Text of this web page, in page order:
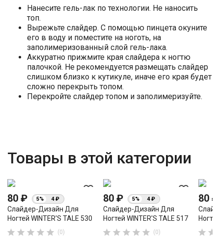
Нанесите гель-лак по технологии. Не наносить
топ.
Вырежьте слайдер. С помощью пинцета окуните
его в воду и поместите на ноготь, на
заполимеризованный слой гель-лака.
Аккуратно прижмите края слайдера к ногтю
палочкой. Не рекомендуется размещать слайдер
слишком близко к кутикуле, иначе его края будет
сложно перекрыть топом.
Перекройте слайдер топом и заполимеризуйте.
Товары в этой категории
favorite_border
80 ₽ 5% 4 ₽
Слайдер-Дизайн Для
Ногтей WINTER'S TALE 530
     (0)
favorite_border
80 ₽ 5% 4 ₽
Слайдер-Дизайн Для
Ногтей WINTER'S TALE 517
     (0)
80
 